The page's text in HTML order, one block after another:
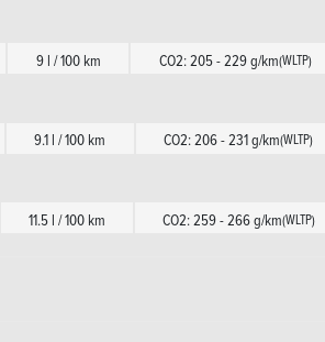
9 l / 100 km CO2: 205 - 229 g/km(WLTP)
9.1 l / 100 km CO2: 206 - 231 g/km(WLTP)
11.5 l / 100 km CO2: 259 - 266 g/km(WLTP)